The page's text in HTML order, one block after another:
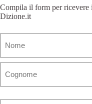
Compila il form per
Dizione.it